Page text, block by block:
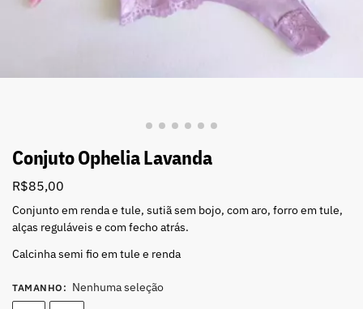
Conjuto Ophelia Lavanda
R$85,00
Conjunto em renda e tule, sutiã sem bojo, com aro, forro em tule,
alças reguláveis e com fecho atrás.
Calcinha semi fio em tule e renda
TAMANHO : Nenhuma seleção